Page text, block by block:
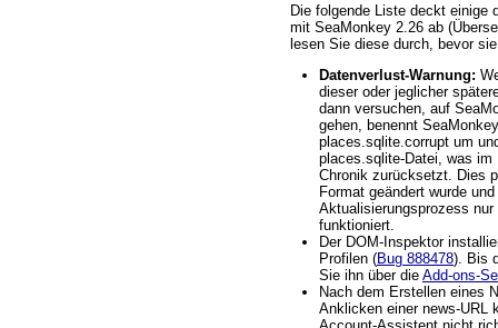
Die folgende Liste deckt einige
mit SeaMonkey 2.26 ab
lesen Sie diese durch, bevor
Datenverlust-Warnung:
dieser oder jeglicher
dann versuchen, auf
gehen, benennt
places.sqlite.corrupt um
places.sqlite-Datei, was im
Chronik zurücksetzt. Dies
Format geändert wurde und
Aktualisierungsprozess
funktioniert.
Der DOM-Inspektor
Profilen (Bug 888478). Bis
Sie ihn über die Add-ons-
Nach dem Erstellen eines
Anklicken einer news-URL